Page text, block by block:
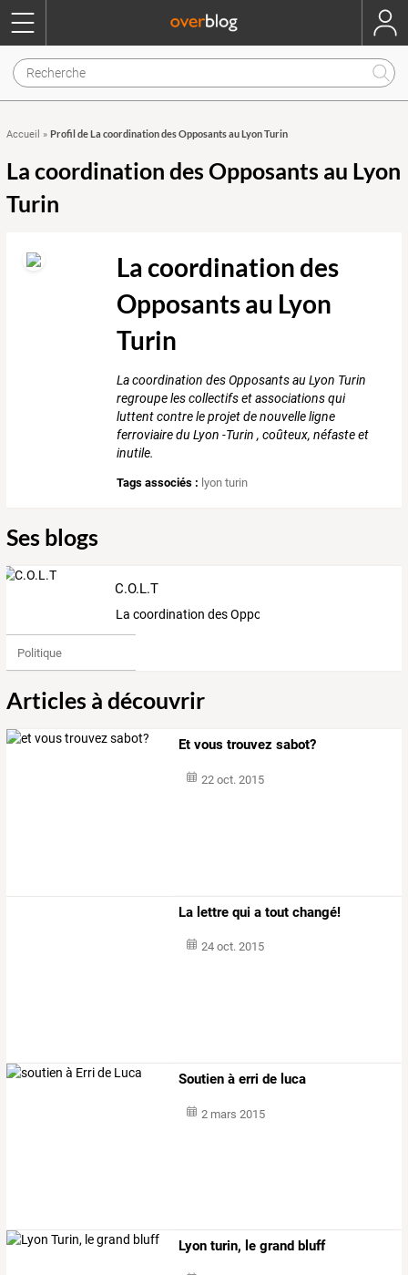
Accueil » Profil de La coordination des Opposants au Lyon Turin
La coordination des Opposants au Lyon
Turin
La coordination des
Opposants au Lyon
Turin
La coordination des Opposants au Lyon Turin
regroupe les collectifs et associations qui
luttent contre le projet de nouvelle ligne
ferroviaire du Lyon -Turin , coûteux, néfaste et
inutile.
Tags associés : lyon turin
Ses blogs
C.O.L.T
La coordination des Opposants au Lyon Turin
Politique
Articles à découvrir
Et vous trouvez sabot?
22 oct. 2015
La lettre qui a tout changé!
24 oct. 2015
Soutien à erri de luca
2 mars 2015
Lyon turin, le grand bluff